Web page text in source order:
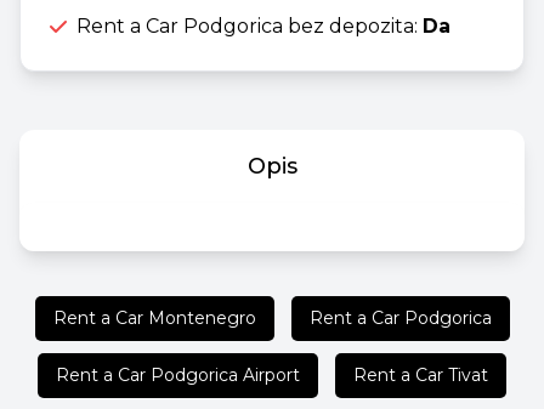
Rent a Car Podgorica bez depozita: Da
Opis
Rent a Car Montenegro Rent a Car Podgorica
Rent a Car Podgorica Airport Rent a Car Tivat